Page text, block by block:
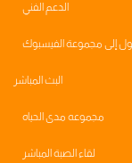
الدعم الفني
إلى مجموعة الفيسبوك
البث المباشر
مجموعه مدى الحياه
لقاء الصبة المباشر